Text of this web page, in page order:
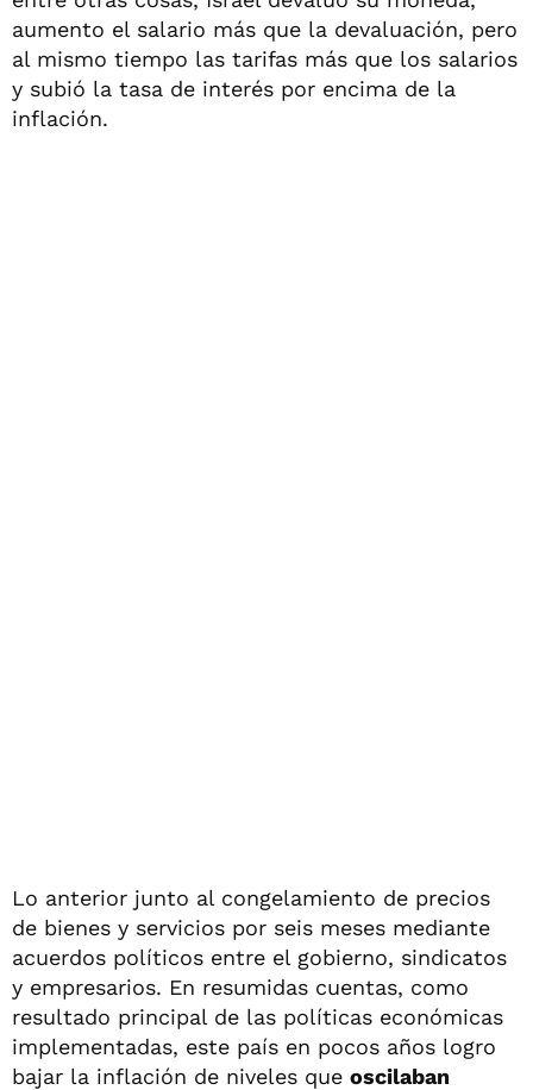
aumento el salario más que la devaluación, pero
al mismo tiempo las tarifas más que los salarios
y subió la tasa de interés por encima de la
inflación.
Lo anterior junto al congelamiento de precios
de bienes y servicios por seis meses mediante
acuerdos políticos entre el gobierno, sindicatos
y empresarios. En resumidas cuentas, como
resultado principal de las políticas económicas
implementadas, este país en pocos años logro
bajar la inflación de niveles que oscilaban